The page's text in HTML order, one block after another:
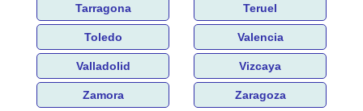
Tarragona Teruel
Toledo Valencia
Valladolid Vizcaya
Zamora Zaragoza